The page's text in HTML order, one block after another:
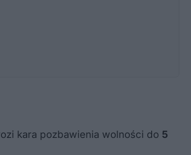
kara pozbawienia wolności do 5